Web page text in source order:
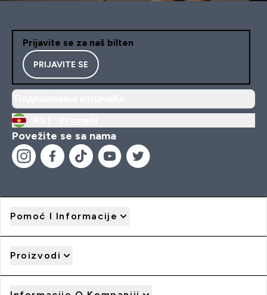
Prijavite se za naš bilten
PRIJAVITE SE
Povežite se sa nama
Pomoć I Informacije
Proizvodi